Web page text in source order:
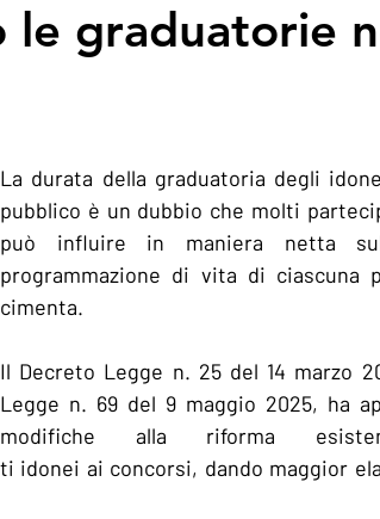
le graduatorie
La durata della graduatoria degli
pubblico è un dubbio che molti
può influire in maniera netta
programmazione di vita di ciascuna
cimenta.
Il Decreto Legge n. 25 del 14 marzo
Legge n. 69 del 9 maggio 2025, ha
modifiche alla riforma
idonei ai concorsi, dando maggior